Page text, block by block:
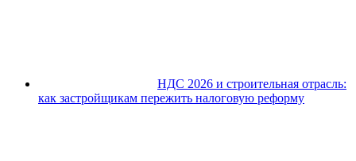
НДС 2026 и строительная отрасль:
как застройщикам пережить налоговую реформу